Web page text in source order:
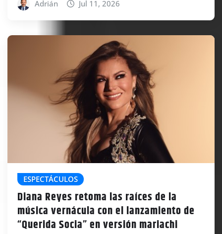
Adrián Jul 11, 2026
ESPECTÁCULOS
Diana Reyes retoma las raíces de la
música vernácula con el lanzamiento de
“Querida Socia” en versión mariachi